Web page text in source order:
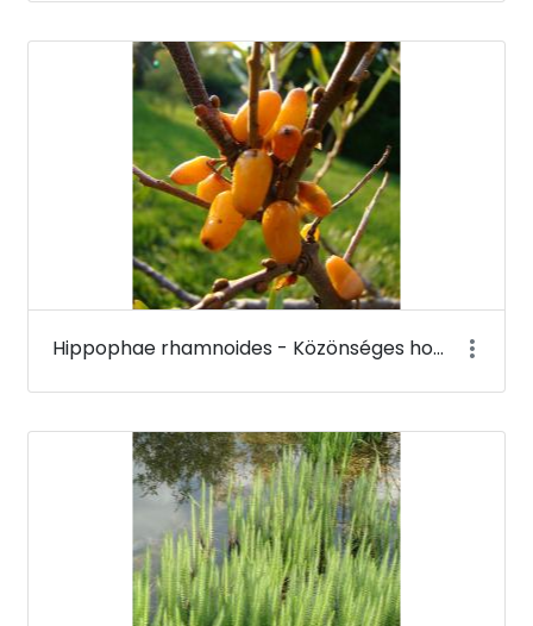
Hippophae rhamnoides - Közönséges homoktövis (termése) - Budai Arborétum